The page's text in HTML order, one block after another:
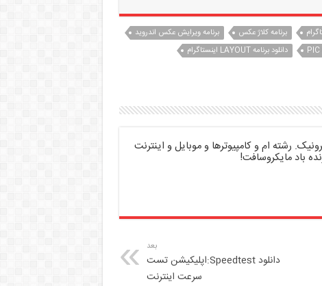
برنامه کلاژ عکس
برنامه ویرایش عکس اندروید
دانلود برنامه LAYOUT اینستاگرام
رشته ام و کامپیوترها و موبایل و اینترنت
باد مایکروسافت!
بعد
دانلود Speedtest:اپلیکیشن تست
سرعت اینترنت